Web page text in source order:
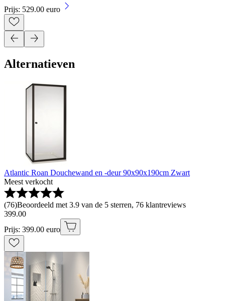
Prijs: 529.00 euro
Alternatieven
Atlantic Roan Douchewand en -deur 90x90x190cm Zwart
Meest verkocht
(76)Beoordeeld met 3.9 van de 5 sterren, 76 klantreviews
399.00
Prijs: 399.00 euro